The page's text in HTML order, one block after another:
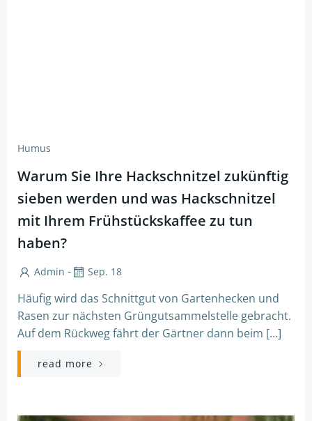
Humus
Warum Sie Ihre Hackschnitzel zukünftig
sieben werden und was Hackschnitzel
mit Ihrem Frühstückskaffee zu tun
haben?
Admin - Sep. 18
Häufig wird das Schnittgut von Gartenhecken und
Rasen zur nächsten Grüngutsammelstelle gebracht.
Auf dem Rückweg fährt der Gärtner dann beim […]
read more